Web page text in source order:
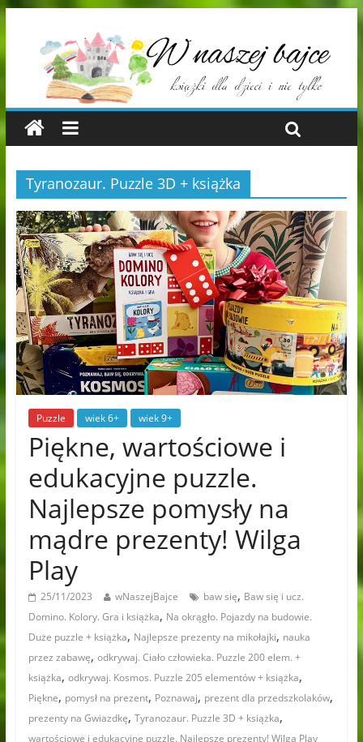
Tyranozaur. Puzzle 3D + książka
Puzzle wiek 6+ wiek 9+
Piękne, wartościowe i
edukacyjne puzzle.
Najlepsze pomysły na
mądre prezenty! Wilga
Play
25/11/2023 wNaszejBajce baw się, Baw się i ucz.
Domino. Kolory. Gra i książka, Na okrągło. Pojazdy na budowie.
Duże puzzle + książka, Najlepsze prezenty na mikołajki, nauka
przez zabawę, odkrywaj. Ciało człowieka. Puzzle 200 elem. +
książka, odkrywaj. Kosmos. Puzzle 205 elementów + książka,
Piękne, pomysł na prezent, Poznawaj, prezent dla przedszkolaków,
prezenty na Gwiazdkę, Tyranozaur. Puzzle 3D + książka,
wartościowe i edukacyjne puzzle. Najlepsze prezenty! Wilga Play